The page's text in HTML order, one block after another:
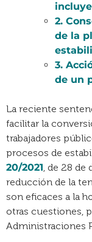
2.
de la
3.
de un
La reciente
facilitar la
trabajadores
procesos de
20/2021, de 28 de
reducción de la
son eficaces a la
otras cuestiones,
Administraciones